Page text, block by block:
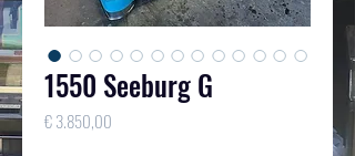
1550 Seeburg G
€ 3.850,00